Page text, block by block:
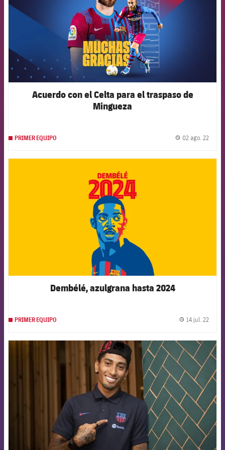
Acuerdo con el Celta para el traspaso de
Mingueza
PRIMER EQUIPO 02 ago. 22
Dembélé, azulgrana hasta 2024
PRIMER EQUIPO 14 jul. 22
FCB Barcelona badge